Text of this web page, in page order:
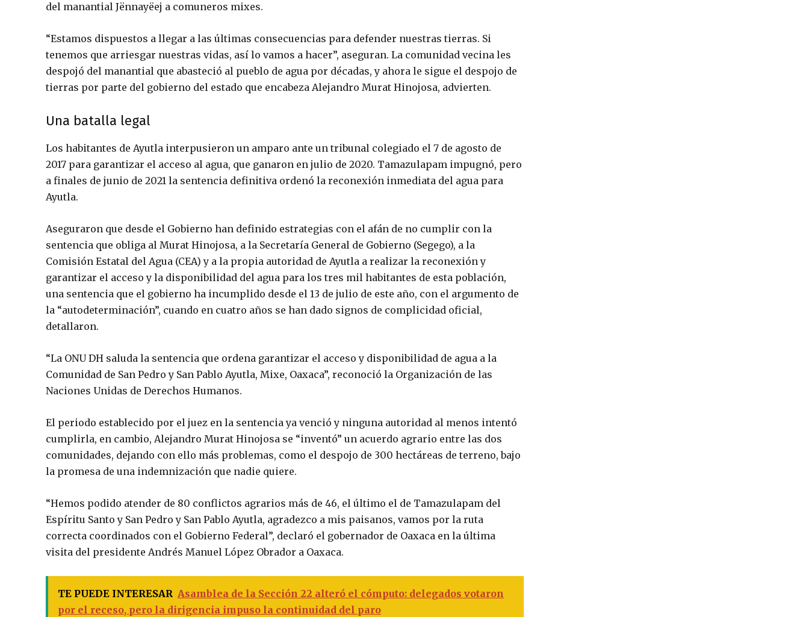
del manantial Jënnayëej a comuneros mixes.
“Estamos dispuestos a llegar a las últimas consecuencias para defender nuestras tierras. Si
tenemos que arriesgar nuestras vidas, así lo vamos a hacer”, aseguran. La comunidad vecina les
despojó del manantial que abasteció al pueblo de agua por décadas, y ahora le sigue el despojo de
tierras por parte del gobierno del estado que encabeza Alejandro Murat Hinojosa, advierten.
Una batalla legal
Los habitantes de Ayutla interpusieron un amparo ante un tribunal colegiado el 7 de agosto de
2017 para garantizar el acceso al agua, que ganaron en julio de 2020. Tamazulapam impugnó, pero
a finales de junio de 2021 la sentencia definitiva ordenó la reconexión inmediata del agua para
Ayutla.
Aseguraron que desde el Gobierno han definido estrategias con el afán de no cumplir con la
sentencia que obliga al Murat Hinojosa, a la Secretaría General de Gobierno (Segego), a la
Comisión Estatal del Agua (CEA) y a la propia autoridad de Ayutla a realizar la reconexión y
garantizar el acceso y la disponibilidad del agua para los tres mil habitantes de esta población,
una sentencia que el gobierno ha incumplido desde el 13 de julio de este año, con el argumento de
la “autodeterminación”, cuando en cuatro años se han dado signos de complicidad oficial,
detallaron.
“La ONU DH saluda la sentencia que ordena garantizar el acceso y disponibilidad de agua a la
Comunidad de San Pedro y San Pablo Ayutla, Mixe, Oaxaca”, reconoció la Organización de las
Naciones Unidas de Derechos Humanos.
El periodo establecido por el juez en la sentencia ya venció y ninguna autoridad al menos intentó
cumplirla, en cambio, Alejandro Murat Hinojosa se “inventó” un acuerdo agrario entre las dos
comunidades, dejando con ello más problemas, como el despojo de 300 hectáreas de terreno, bajo
la promesa de una indemnización que nadie quiere.
“Hemos podido atender de 80 conflictos agrarios más de 46, el último el de Tamazulapam del
Espíritu Santo y San Pedro y San Pablo Ayutla, agradezco a mis paisanos, vamos por la ruta
correcta coordinados con el Gobierno Federal”, declaró el gobernador de Oaxaca en la última
visita del presidente Andrés Manuel López Obrador a Oaxaca.
TE PUEDE INTERESAR Asamblea de la Sección 22 alteró el cómputo: delegados votaron
por el receso, pero la dirigencia impuso la continuidad del paro